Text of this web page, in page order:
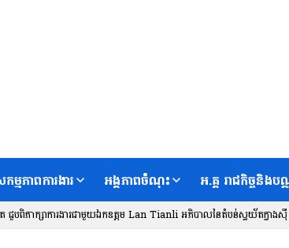
មភាពការងារ អង្គភាពចំណុះ អ.គ្គ រាជកិច្ចនិង
ស្សុត ជួបពិភាក្សាការងារជាមួយឯកឧត្តម Lan Tianli អភិបាលនៃតំបន់ស្វយ័តក្វ